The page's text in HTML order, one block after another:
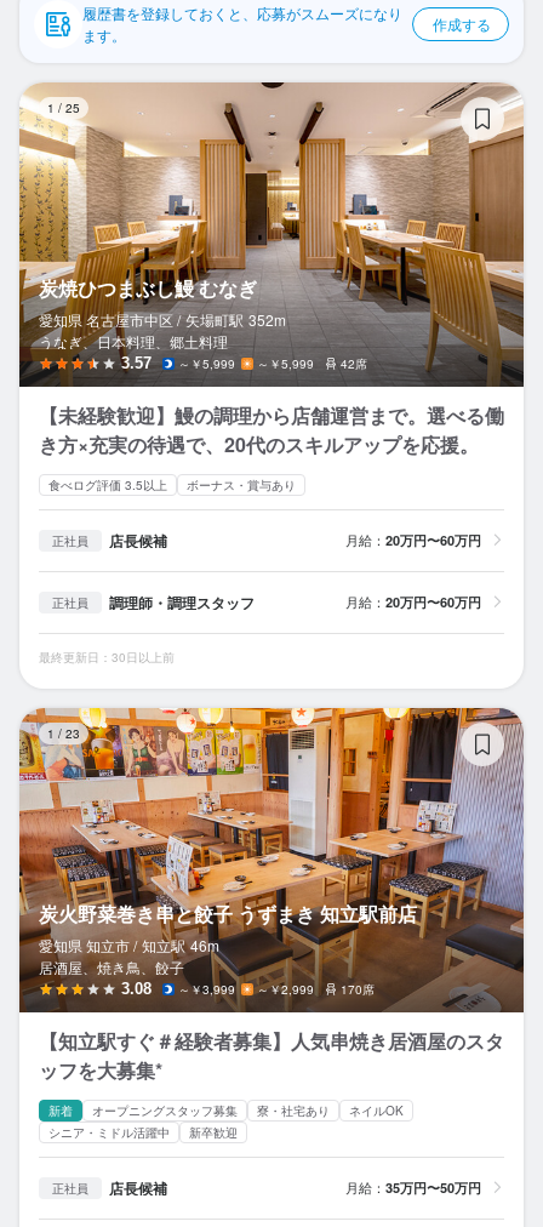
企業情報履歴書を登録しておくと、応募がスムーズになり
ます。
作成する
1 / 25
炭焼ひつまぶし鰻 むなぎ
愛知県 名古屋市中区 / 矢場町駅 352m
うなぎ、日本料理、郷土料理
3.57 ～￥5,999 ～￥5,999 42席
【未経験歓迎】鰻の調理から店舗運営まで。選べる働
き方×充実の待遇で、20代のスキルアップを応援。
食べログ評価 3.5以上 ボーナス・賞与あり
正社員 店長候補 月給： 20万円〜60万円
正社員 調理師・調理スタッフ 月給： 20万円〜60万円
最終更新日：30日以上前
1 / 23
炭火野菜巻き串と餃子 うずまき 知立駅前店
愛知県 知立市 / 知立駅 46m
居酒屋、焼き鳥、餃子
3.08 ～￥3,999 ～￥2,999 170席
【知立駅すぐ＃経験者募集】人気串焼き居酒屋のスタ
ッフを大募集*
新着 オープニングスタッフ募集 寮・社宅あり
ネイルOK
シニア・ミドル活躍中
新卒歓迎
正社員 店長候補 月給： 35万円〜50万円